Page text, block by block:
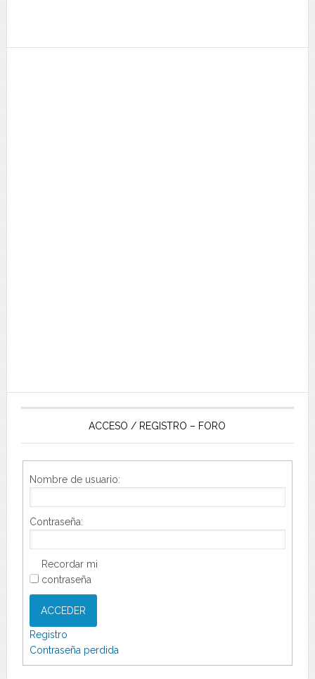
ACCESO / REGISTRO – FORO
Nombre de usuario:
Contraseña:
Recordar mi
contraseña
ACCEDER
Registro
Contraseña perdida